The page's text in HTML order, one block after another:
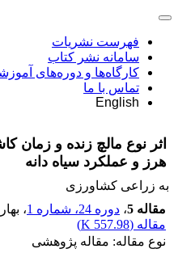
فهرست نشریات
سامانه نشر کتاب
کارگاه‌ها و دوره‌های
تماس با ما
English
اثر نوع مالچ‌ زنده و زمان
هرز و عملکرد سیاه‌ دانه
به زراعی کشاورزی
مقاله 5
، دوره 24، شماره 1 ، بهار 1401
مقاله (557.98 K
)
نوع مقاله: مقاله پژوهشی